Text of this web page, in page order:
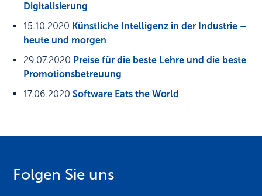
Digitalisierung
15.10.2020 Künstliche Intelligenz in der Industrie –
heute und morgen
29.07.2020 Preise für die beste Lehre und die beste
Promotionsbetreuung
17.06.2020 Software Eats the World
Folgen Sie uns